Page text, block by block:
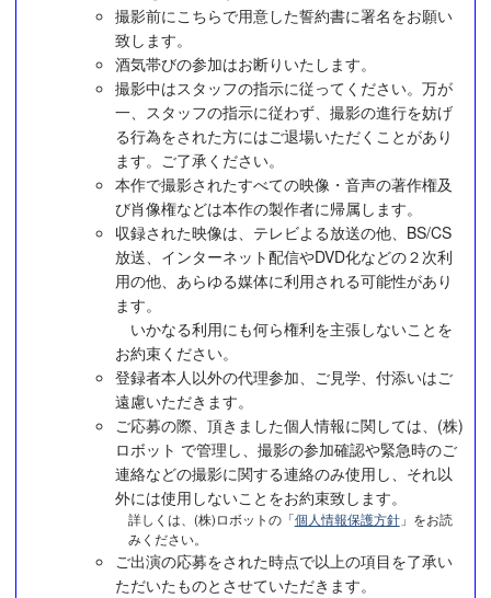
撮影前にこちらで用意した誓約書に署名をお願い
致します。
酒気帯びの参加はお断りいたします。
撮影中はスタッフの指示に従ってください。万が
一、スタッフの指示に従わず、撮影の進行を妨げ
る行為をされた方にはご退場いただくことがあり
ます。ご了承ください。
本作で撮影されたすべての映像・音声の著作権及
び肖像権などは本作の製作者に帰属します。
収録された映像は、テレビよる放送の他、BS/CS
放送、インターネット配信やDVD化などの２次利
用の他、あらゆる媒体に利用される可能性があり
ます。
いかなる利用にも何ら権利を主張しないことを
お約束ください。
登録者本人以外の代理参加、ご見学、付添いはご
遠慮いただきます。
ご応募の際、頂きました個人情報に関しては、(株)
ロボット で管理し、撮影の参加確認や緊急時のご
連絡などの撮影に関する連絡のみ使用し、それ以
外には使用しないことをお約束致します。
詳しくは、(株)ロボットの「個人情報保護方針」をお読
みください。
ご出演の応募をされた時点で以上の項目を了承い
ただいたものとさせていただきます。